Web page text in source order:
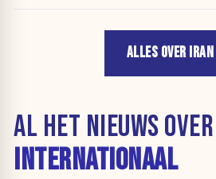
ALLES OVER IRAN
AL HET NIEUWS OVER
INTERNATIONAAL